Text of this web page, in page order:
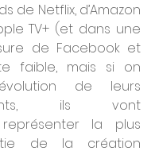
de Netflix, d’Amazon
TV+ (et dans une
de Facebook et
faible, mais si on
de leurs
ils vont
la plus
de la création